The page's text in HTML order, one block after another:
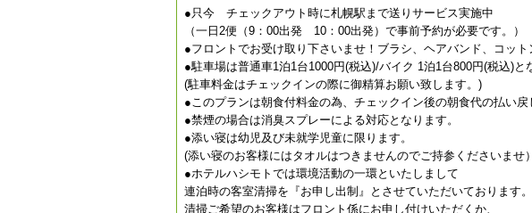
●只今 チェックアウト時に札幌駅まで送りサービス実施中
（一日2便（9：00出発 10：00出発）で事前予約が必要です。）
●フロントでお受け取り下さいませ！ブラシ、ヘアバンド、コッ
●駐車場は普通車1泊1台1000円(税込)/バイク 1泊1台800円(税込)と
(駐車料金はチェックインの際に御精算お願い致します。)
●このプランは朝食付料金の為、チェックイン後の朝食代の払い戻
●禁煙の場合は消臭スプレーによる対応となります。
●添い寝は幼児及び未就学児童に限ります。
(添い寝のお客様にはタオルはつきませんのでご持参くださいませ）
●ホテルハシモトでは環境活動の一環といたしまして
連泊時の客室清掃を『お申し出制』とさせていただいております。
清掃ご希望のお客様はフロント係にお申し付けいただくか、